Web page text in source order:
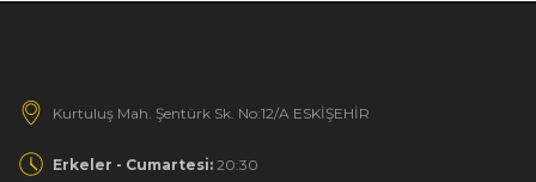
Kurtuluş Mah. Şentürk Sk. No:12/A ESKİŞEHİR
Erkeler - Cumartesi: 20:30